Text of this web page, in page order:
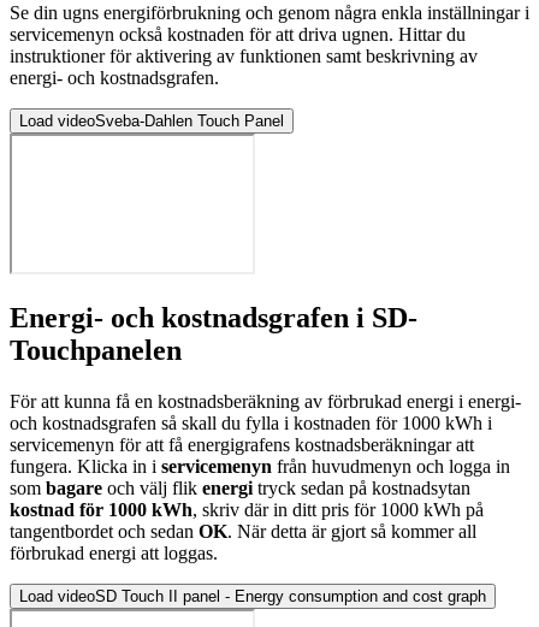
Se din ugns energiförbrukning och genom några enkla inställningar i
servicemenyn också kostnaden för att driva ugnen. Hittar du
instruktioner för aktivering av funktionen samt beskrivning av
energi- och kostnadsgrafen.
Load videoSveba-Dahlen Touch Panel
Energi- och kostnadsgrafen i SD-
Touchpanelen
För att kunna få en kostnadsberäkning av förbrukad energi i energi-
och kostnadsgrafen så skall du fylla i kostnaden för 1000 kWh i
servicemenyn för att få energigrafens kostnadsberäkningar att
fungera. Klicka in i servicemenyn från huvudmenyn och logga in
som bagare och välj flik energi tryck sedan på kostnadsytan
kostnad för 1000 kWh, skriv där in ditt pris för 1000 kWh på
tangentbordet och sedan OK. När detta är gjort så kommer all
förbrukad energi att loggas.
Load video SD Touch II panel - Energy consumption and cost graph